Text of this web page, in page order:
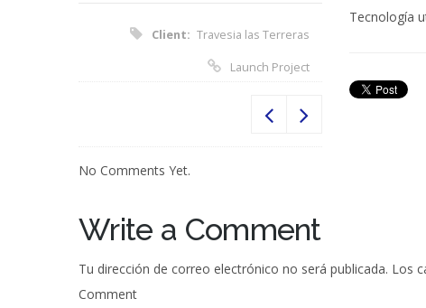
Client: Travesia las Terreras
Launch Project
Tecnología
No Comments Yet.
Write a Comment
Tu dirección de correo electrónico no será publicada. Los
Comment